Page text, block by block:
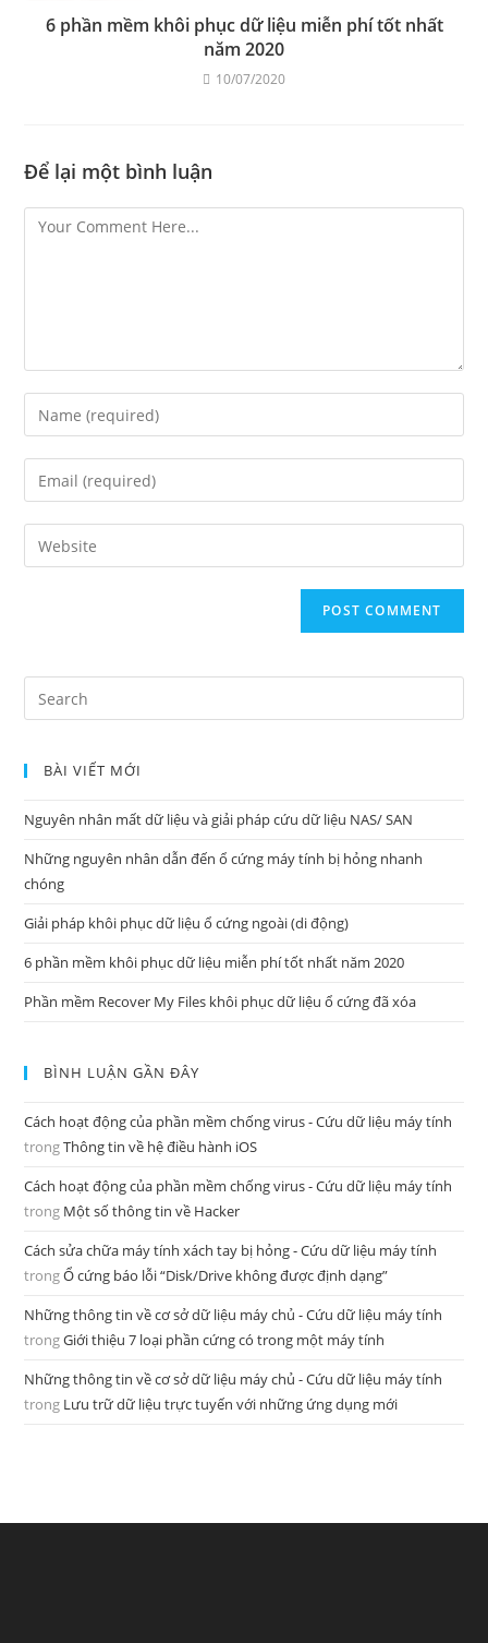
6 phần mềm khôi phục dữ liệu miễn phí tốt nhất
năm 2020
10/07/2020
Để lại một bình luận
Comment
Enter
your
name
Enter
your
email
Enter
your
BÀI VIẾT MỚI
Nguyên nhân mất dữ liệu và giải pháp cứu dữ liệu NAS/ SAN
Những nguyên nhân dẫn đến ổ cứng máy tính bị hỏng nhanh
chóng
Giải pháp khôi phục dữ liệu ổ cứng ngoài (di động)
6 phần mềm khôi phục dữ liệu miễn phí tốt nhất năm 2020
Phần mềm Recover My Files khôi phục dữ liệu ổ cứng đã xóa
BÌNH LUẬN GẦN ĐÂY
Cách hoạt động của phần mềm chống virus - Cứu dữ liệu máy tính
trongThông tin về hệ điều hành iOS
Cách hoạt động của phần mềm chống virus - Cứu dữ liệu máy tính
trong Một số thông tin về Hacker
Cách sửa chữa máy tính xách tay bị hỏng - Cứu dữ liệu máy tính
trongỔ cứng báo lỗi “Disk/Drive không được định dạng”
Những thông tin về cơ sở dữ liệu máy chủ - Cứu dữ liệu máy tính
trongGiới thiệu 7 loại phần cứng có trong một máy tính
Những thông tin về cơ sở dữ liệu máy chủ - Cứu dữ liệu máy tính
trong Lưu trữ dữ liệu trực tuyến với những ứng dụng mới